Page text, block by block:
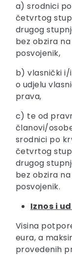
a) srodnici
četvrtog
drugog
bez obzira
posvojenik,
b) vlasnički i/
o udjelu
prava,
c) te od
članovi/
srodnici po
četvrtog
drugog
bez obzira
posvojenik.
Iznos i
Visina
eura, a
provedenih